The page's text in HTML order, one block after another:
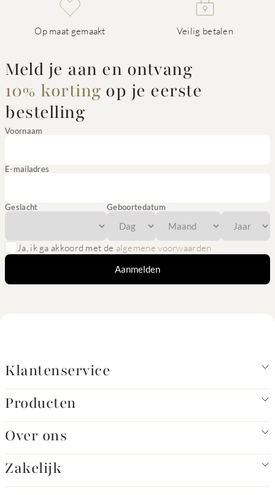
Op maat gemaakt Veilig betalen
Meld je aan en ontvang
10% korting op je eerste
bestelling
Voornaam
E-mailadres
Geslacht Geboortedatum
Ja, ik ga akkoord met de algemene voorwaarden
Aanmelden
Klantenservice
Producten
Over ons
Zakelijk